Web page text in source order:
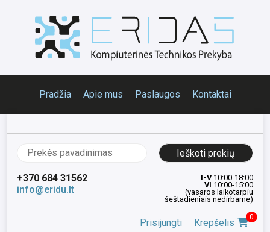
Pradžia Apie mus Paslaugos Kontaktai
Ieškoti:
+370 684 31562
info@eridu.lt
I-V10:00-18:00
VI 10:00-15:00
(vasaros laikotarpiu
šeštadieniais nedirbame)
Prisijungti Krepšelis 0